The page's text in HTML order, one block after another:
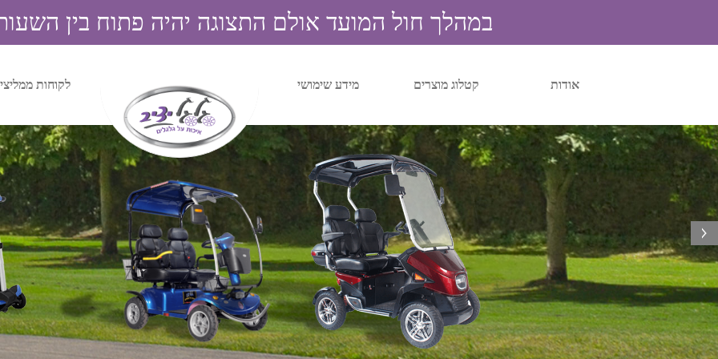
במהלך חול המועד אולם התצוגה יהיה פתוח בין השעות 9:00 ל
אודות קטלוג מוצרים מידע שימושי לקוחות
next